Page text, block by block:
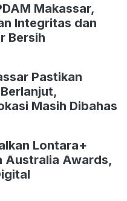
Makassar,
Integritas dan
Bersih
Pastikan
Masih Dibahas
Lontara+
Australia Awards,